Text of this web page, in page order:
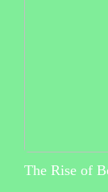
The Rise of